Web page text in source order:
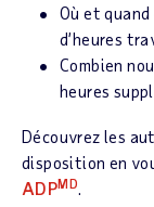
Où et
d’heures
Combien
heures
Découvrez les
disposition en
ADPMD.